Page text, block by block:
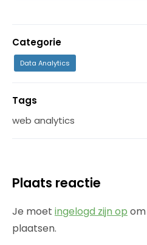
Categorie
Data Analytics
Tags
web analytics
Plaats reactie
Je moet ingelogd zijn op
plaatsen.